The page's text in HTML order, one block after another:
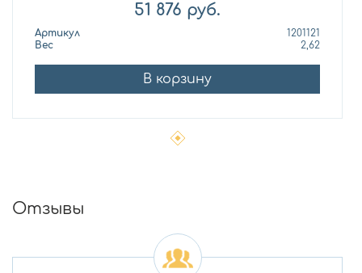
51 876 руб.
Артикул
1201121
Вес
2,62
В корзину
Отзывы